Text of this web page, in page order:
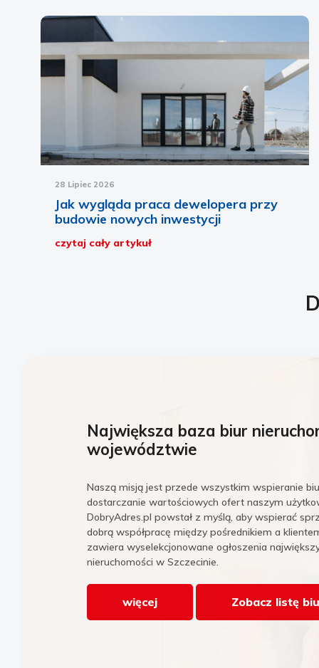
28 Lipiec 2026
Jak wygląda praca dewelopera przy
budowie nowych inwestycji
czytaj cały artykuł
Największa baza biur
województwie
Naszą misją jest przede wszystkim wspieranie
dostarczanie wartościowych ofert naszym
DobryAdres.pl powstał z myślą, aby wspierać
dobrą współpracę między pośrednikiem a
zawiera wyselekcjonowane ogłoszenia
nieruchomości w Szczecinie.
więcej Zobacz listę